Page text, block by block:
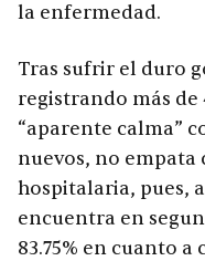
la enfermedad.
Tras sufrir el duro
registrando más de
“aparente calma”
nuevos, no empata
hospitalaria, pues,
encuentra en
83.75% en cuanto a